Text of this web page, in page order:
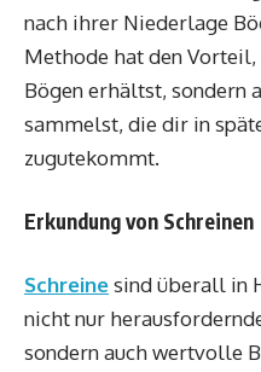
nach ihrer Niederlage
Methode hat den Vorteil,
Bögen erhältst, sondern
sammelst, die dir in
zugutekommt.
Erkundung von Schreinen
Schreinesind überall in
nicht nur
sondern auch wertvolle